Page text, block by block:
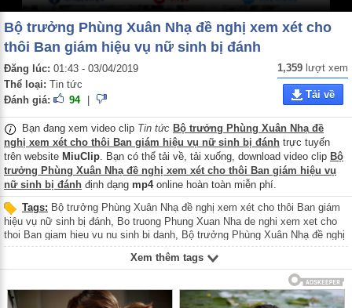
Bộ trưởng Phùng Xuân Nhạ đề nghị xem xét cho
thôi Ban giám hiệu vụ nữ sinh bị đánh
Đăng lúc: 01:43 - 03/04/2019
Thể loại: Tin tức
Đánh giá:
94
1,359 lượt xem
Tải về
Bạn đang xem video clip Tin tức Bộ trưởng Phùng Xuân Nhạ đề
nghị xem xét cho thôi Ban giám hiệu vụ nữ sinh bị đánh trực tuyến
trên website MiuClip. Bạn có thể tải về, tải xuống, download video clip Bộ
trưởng Phùng Xuân Nhạ đề nghị xem xét cho thôi Ban giám hiệu vụ
nữ sinh bị đánh định dạng mp4online hoàn toàn miễn phí.
Tags: Bộ trưởng Phùng Xuân Nhạ đề nghị xem xét cho thôi Ban giám
hiệu vụ nữ sinh bị đánh Bo truong Phung Xuan Nha de nghi xem xet cho
thoi Ban giam hieu vu nu sinh bi danh Bộ trưởng Phùng Xuân Nhạ đề nghị
xem xét cho thôi Ban giám hiệu vụ nữ sinh Hưng Yên bị đánh,Bo truong
Phung Xuan Nha de nghi xem xet cho thoi Ban giam hieu vu nu sinh Hung
Xem thêm tags